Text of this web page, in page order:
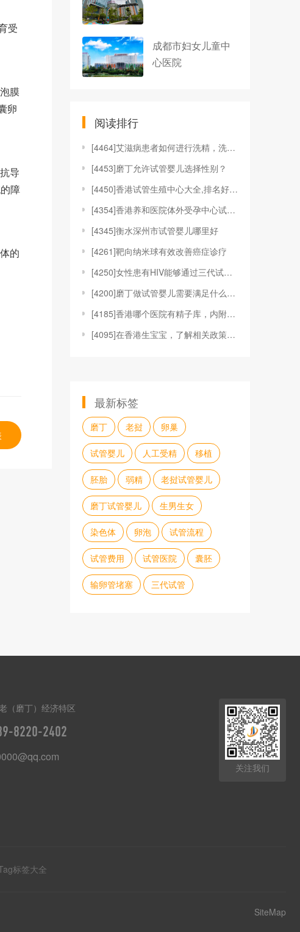
受
膜
卵
导
障
的
成都市妇女儿童中
心医院
阅读排行
[4464]艾滋病患者如何进行洗精，洗精技术适应于哪
[4453]磨丁允许试管婴儿选择性别？
[4450]香港试管生殖中心大全,排名好的机构都在这
[4354]香港养和医院体外受孕中心试管婴儿技术
[4345]衡水深州市试管婴儿哪里好
[4261]靶向纳米球有效改善癌症诊疗
[4250]女性患有HIV能够通过三代试管婴儿技术来
[4200]磨丁做试管婴儿需要满足什么条件?
[4185]香港哪个医院有精子库，内附具体捐精、供精
[4095]在香港生宝宝，了解相关政策和福利
最新标签
磨丁 老挝 卵巢
试管婴儿 人工受精 移植
胚胎 弱精 老挝试管婴儿
磨丁试管婴儿 生男生女
染色体 卵泡 试管流程
试管费用 试管医院 囊胚
输卵管堵塞 三代试管
（磨丁）经济特区
8220-2402
关注我们
标签大全
SiteMap